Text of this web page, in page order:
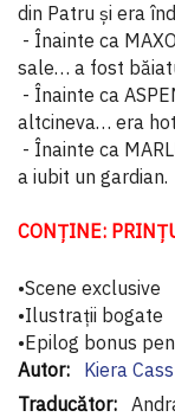
din Patru și era
- Înainte ca
sale… a fost
- Înainte ca
altcineva… era
- Înainte ca
a iubit un gardian.
CONȚINE:
•Scene exclusive
•Ilustrații bogate
•Epilog bonus
Informaţii
suplimentare
Kiera Cass